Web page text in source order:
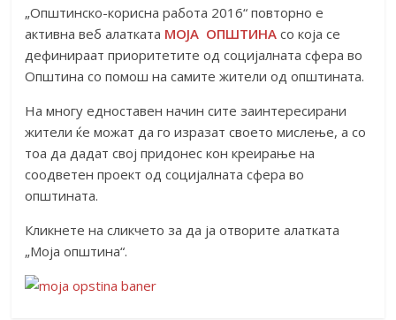
„Општинско-корисна работа 2016“ повторно е
активна веб алатката МОЈА ОПШТИНА со која се
дефинираат приоритетите од социјалната сфера во
Општина со помош на самите жители од општината.
На многу едноставен начин сите заинтересирани
жители ќе можат да го изразат своето мислење, а со
тоа да дадат свој придонес кон креирање на
соодветен проект од социјалната сфера во
општината.
Кликнете на сликчето за да ја отворите алатката
„Моја општина“.